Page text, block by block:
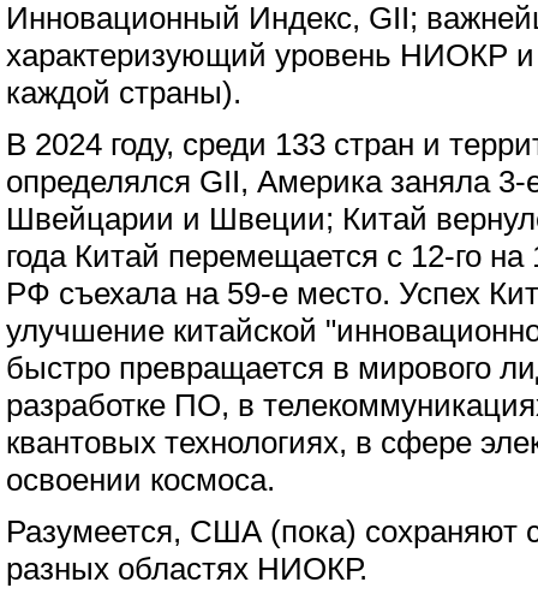
Инновационный Индекс, GII;
характеризующий уровень НИОКР и
каждой страны).
В 2024 году, среди 133 стран и
определялся GII, Америка заняла 3-
Швейцарии и Швеции; Китай
года Китай перемещается с 12-го
РФ съехала на 59-е место. Успех
улучшение китайской
быстро превращается в мирового
разработке ПО, в
квантовых технологиях, в сфере
освоении космоса.
Разумеется, США (пока) сохраняют
разных областях НИОКР.